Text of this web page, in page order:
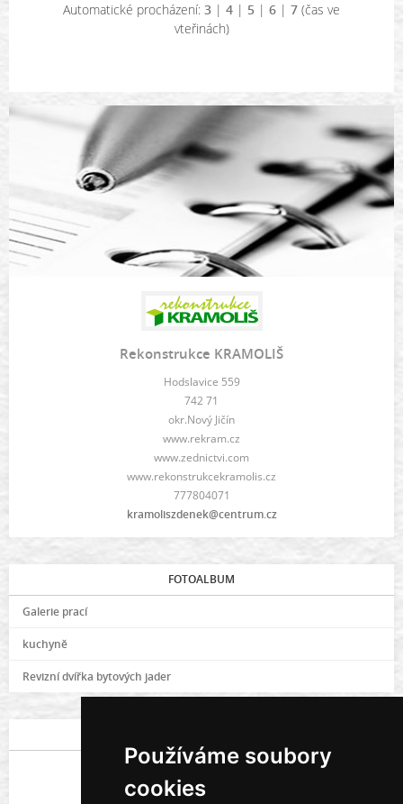
Používáme soubory
cookies
Automatické procházení: 3 | 4 | 5 | 6 | 7 (čas ve
vteřinách)
Rekonstrukce KRAMOLIŠ
Hodslavice 559
742 71
okr.Nový Jičín
www.rekram.cz
www.zednictvi.com
www.rekonstrukcekramolis.cz
777804071
kramoliszdenek@centrum.cz
FOTOALBUM
Galerie prací
kuchyně
Revizní dvířka bytových jader